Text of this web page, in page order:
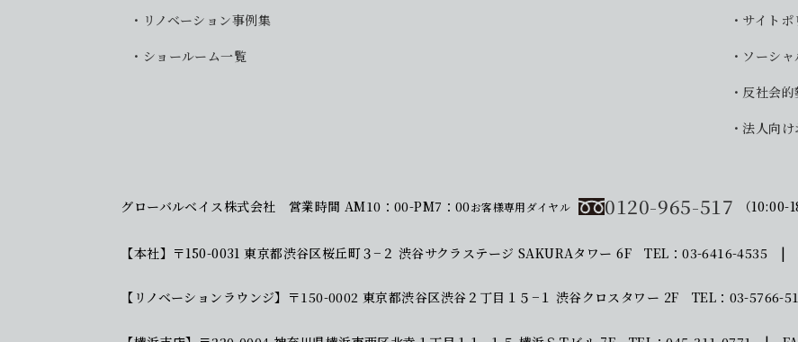
リノベーション事例集
ショールーム一覧
サイトポ
ソーシ
反社会
法人向
グローバルベイス株式会社 営業時間 AM10：00-PM7：00お客様専用ダイヤル 0120-965-517 （10:00-
【本社】 〒150-0031 東京都渋谷区桜丘町３−２ 渋谷サクラステージ SAKURAタワー 6FTEL：03-6416-4535 |
【リノベーションラウンジ】 〒150-0002 東京都渋谷区渋谷２丁目１５−１ 渋谷クロスタワー 2F TEL：03-5766-